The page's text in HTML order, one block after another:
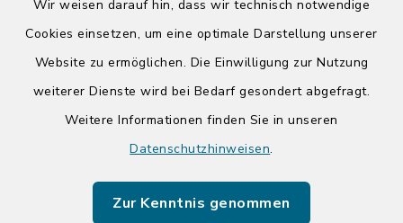
Wir weisen darauf hin, dass wir technisch notwendige
Cookies einsetzen, um eine optimale Darstellung unserer
Website zu ermöglichen. Die Einwilligung zur Nutzung
weiterer Dienste wird bei Bedarf gesondert abgefragt.
Weitere Informationen finden Sie in unseren
Datenschutzhinweisen.
Zur Kenntnis genommen
Kontakt
Barrierefreiheit
Impressum